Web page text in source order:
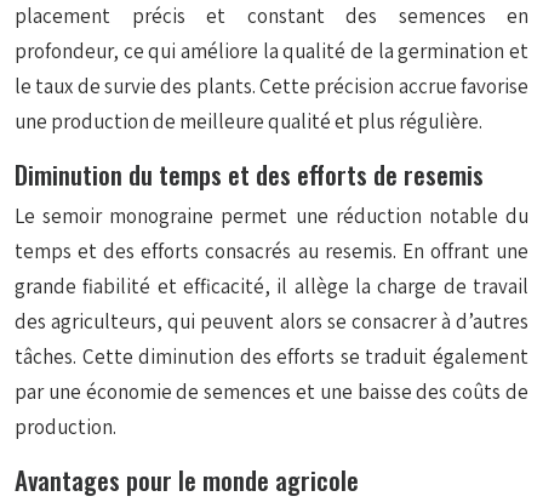
placement précis et constant des semences en
profondeur, ce qui améliore la qualité de la germination et
le taux de survie des plants. Cette précision accrue favorise
une production de meilleure qualité et plus régulière.
Diminution du temps et des efforts de resemis
Le semoir monograine permet une réduction notable du
temps et des efforts consacrés au resemis. En offrant une
grande fiabilité et efficacité, il allège la charge de travail
des agriculteurs, qui peuvent alors se consacrer à d’autres
tâches. Cette diminution des efforts se traduit également
par une économie de semences et une baisse des coûts de
production.
Avantages pour le monde agricole